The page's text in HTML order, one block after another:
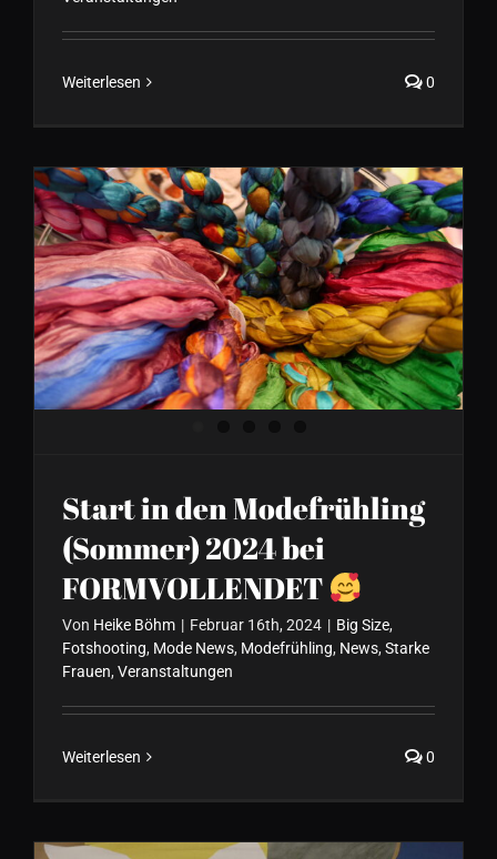
Weiterlesen 0
Start in den Modefrühling
(Sommer) 2024 bei
FORMVOLLENDET
Start in den Modefrühling
(Sommer) 2024 bei
FORMVOLLENDET
Von Heike Böhm | Februar 16th, 2024 | Big Size,
Fotshooting, Mode News, Modefrühling, News, Starke
Frauen, Veranstaltungen
Weiterlesen 0